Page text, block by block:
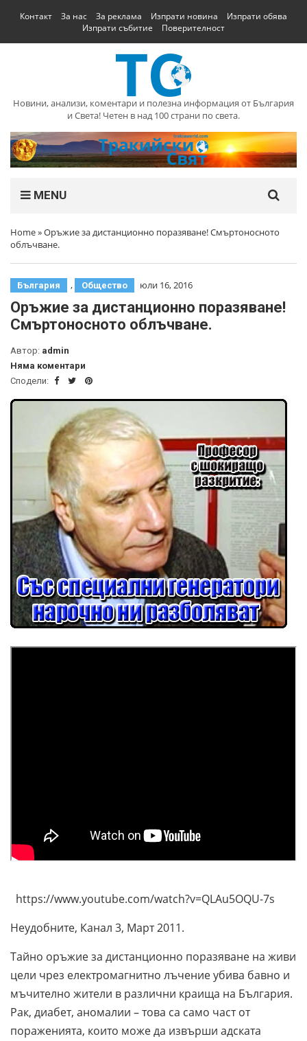
Контакт За нас За реклама Изпрати новина
Изпрати обява
Изпрати събитие
Поверителност
Новини, анализи, коментари и полезна информация от България
и Света! Четен в над 100 страни по света.
MENU
Home»Оръжие за дистанционно поразяване! Смъртоносното
облъчване.
България , Общество юли 16, 2016
Оръжие за дистанционно поразяване!
Смъртоносното облъчване.
Автор: admin
Няма коментари
Сподели:
https://www.youtube.com/watch?v=QLAu5OQU-7s
Неудобните, Канал 3, Март 2011.
Тайно оръжие за дистанционно поразяване на живи
цели чрез електромагнитно лъчение убива бавно и
мъчително жители в различни краища на България.
Рак, диабет, аномалии – това са само част от
пораженията, които може да извърши адската